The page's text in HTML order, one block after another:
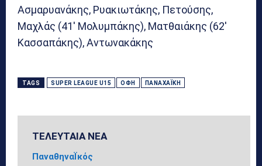
Ασμαρυανάκης, Ρυακιωτάκης, Πετούσης,
Μαχλάς (41′ Μολυμπάκης), Ματθαιάκης (62′
Κασσαπάκης), Αντωνακάκης
TAGS SUPER LEAGUE U15 ΟΦΗ ΠΑΝΑΧΑΪΚΉ
ΤΕΛΕΥΤΑΙΑ ΝΕΑ
ΠαναθηναΪκός